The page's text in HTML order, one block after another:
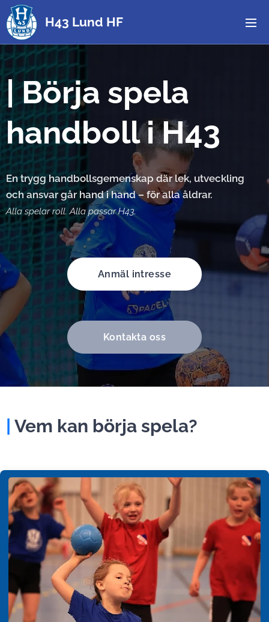
H43 Lund HF
|Börja spela
handboll i H43
En trygg handbollsgemenskap där lek, utveckling
och ansvar går hand i hand – för alla åldrar.
Alla spelar roll. Alla passar H43.
Anmäl intresse
Kontakta oss
Vem kan börja spela?